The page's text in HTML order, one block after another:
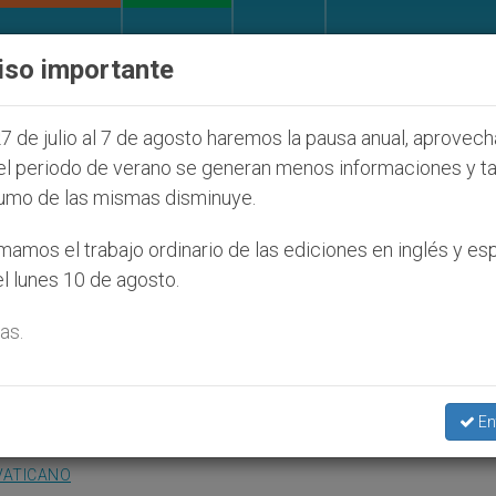
que afecta a cristianos (y no sólo) en Tierra
de Sales, modelo
de los laicos en la vida
importante
de julio al 7 de agosto haremos la pausa anual,
periodo de verano se generan menos informaciones y
de las mismas disminuye.
el trabajo ordinario de las ediciones en inglés y
lunes 10 de agosto.